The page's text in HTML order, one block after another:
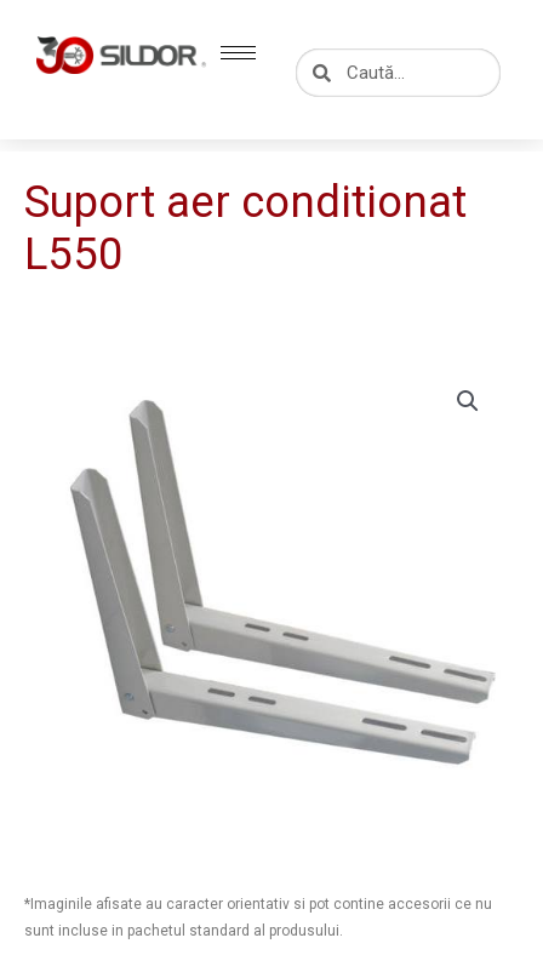
content
CautăCaută
Suport aer conditionat
L550
*Imaginile afisate au caracter orientativ si pot contine accesorii ce nu
sunt incluse in pachetul standard al produsului.